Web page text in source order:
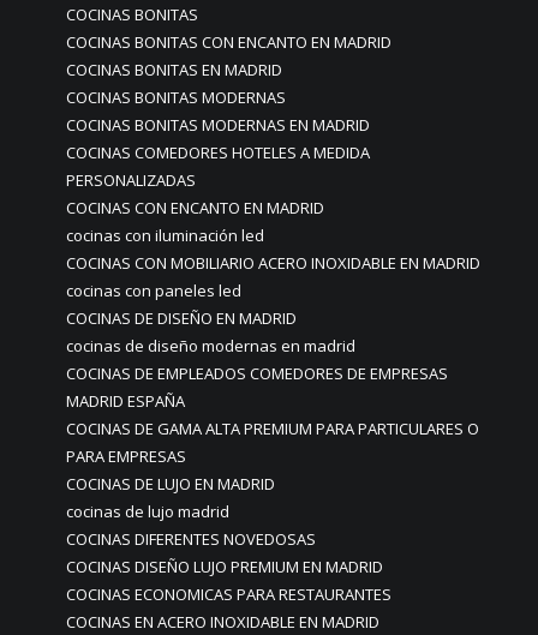
COCINAS BONITAS
COCINAS BONITAS CON ENCANTO EN MADRID
COCINAS BONITAS EN MADRID
COCINAS BONITAS MODERNAS
COCINAS BONITAS MODERNAS EN MADRID
COCINAS COMEDORES HOTELES A MEDIDA
PERSONALIZADAS
COCINAS CON ENCANTO EN MADRID
cocinas con iluminación led
COCINAS CON MOBILIARIO ACERO INOXIDABLE EN MADRID
cocinas con paneles led
COCINAS DE DISEÑO EN MADRID
cocinas de diseño modernas en madrid
COCINAS DE EMPLEADOS COMEDORES DE EMPRESAS
MADRID ESPAÑA
COCINAS DE GAMA ALTA PREMIUM PARA PARTICULARES O
PARA EMPRESAS
COCINAS DE LUJO EN MADRID
cocinas de lujo madrid
COCINAS DIFERENTES NOVEDOSAS
COCINAS DISEÑO LUJO PREMIUM EN MADRID
COCINAS ECONOMICAS PARA RESTAURANTES
COCINAS EN ACERO INOXIDABLE EN MADRID